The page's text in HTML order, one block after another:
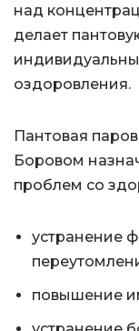
над
делает
оздоровления.
Пантовая
Боровом
проблем со
устранение
повышение